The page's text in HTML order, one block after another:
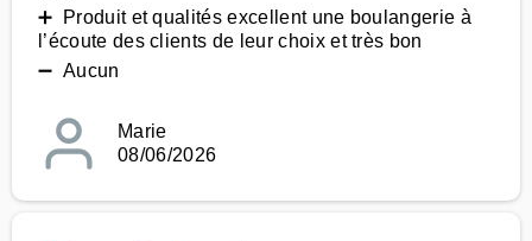
➕ Produit et qualités excellent une boulangerie à
l’écoute des clients de leur choix et très bon
➖ Aucun
Marie
08/06/2026